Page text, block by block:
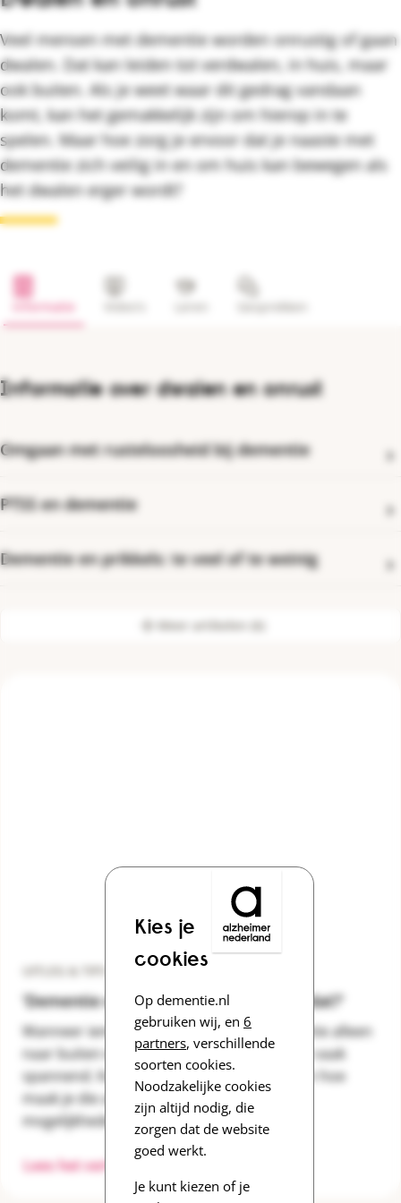
Kies je
cookies
Op dementie.nl
gebruiken wij, en 6
partners, verschillende
soorten cookies.
Noodzakelijke cookies
zijn altijd nodig, die
zorgen dat de website
goed werkt.
Je kunt kiezen of je
Veel mensen met dementie worden onrustig of gaan
dwalen. Dat kan leiden tot verdwalen, in huis, maar
ook buiten. Als je weet waar dit gedrag vandaan
komt, kan het gemakkelijk zijn om hierop in te
spelen. Maar hoe zorg je ervoor dat je naaste met
dementie zich veilig in en om huis kan bewegen als
het dwalen erger wordt?
Informatie Gesprekken
Informatie over dwalen en onrust
Omgaan met rusteloosheid bij dementie
PTSS en dementie
Dementie en prikkels: te veel of te weinig
Meer artikelen (6)
'Dementie en alleen naar buiten, kan dat?'
Wanneer iemand met (gevorderde) dementie alleen
naar buiten wil, vinden andere mensen dat vaak
spannend. Kan dat nog wel? Is het veilig? En hoe
maak je die afweging? Gelukkig zijn er veel
mogelijkheden.
Lees het verhaal